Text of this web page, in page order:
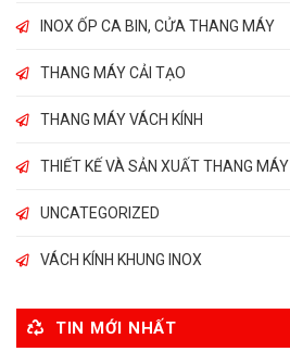
INOX ỐP CA BIN, CỬA THANG MÁY
THANG MÁY CẢI TẠO
THANG MÁY VÁCH KÍNH
THIẾT KẾ VÀ SẢN XUẤT THANG MÁY
UNCATEGORIZED
VÁCH KÍNH KHUNG INOX
TIN MỚI NHẤT